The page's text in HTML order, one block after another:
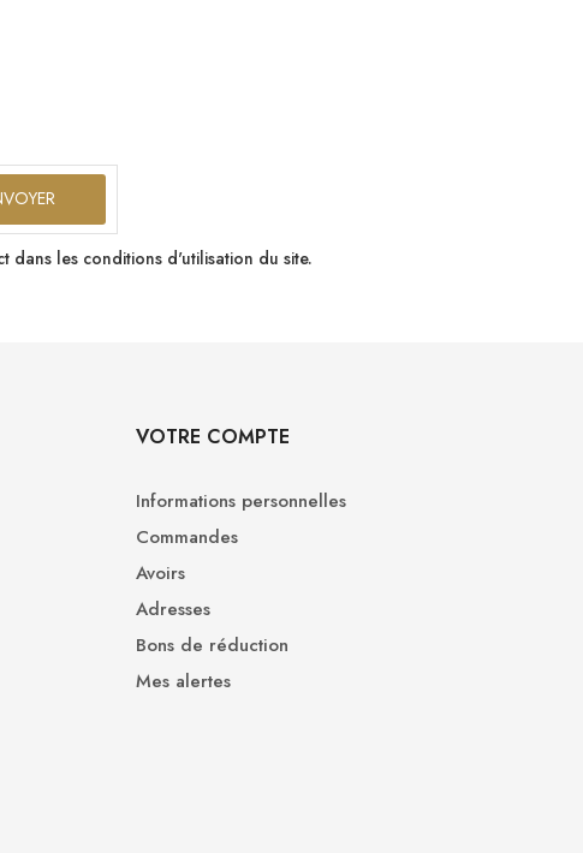
dans les conditions d'utilisation du site.
VOTRE COMPTE
Informations personnelles
Commandes
Avoirs
Adresses
Bons de réduction
Mes alertes